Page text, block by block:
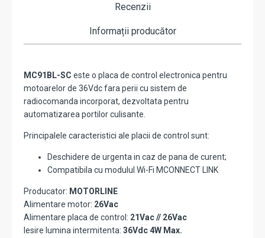
Recenzii
Informații producător
MC91BL-SC este o placa de control electronica pentru
motoarelor de 36Vdc fara perii cu sistem de
radiocomanda incorporat, dezvoltata pentru
automatizarea portilor culisante.
Principalele caracteristici ale placii de control sunt:
Deschidere de urgenta in caz de pana de curent;
Compatibila cu modulul Wi-Fi MCONNECT LINK
Producator: MOTORLINE
Alimentare motor: 26Vac
Alimentare placa de control: 21Vac // 26Vac
Iesire lumina intermitenta: 36Vdc 4W Max.